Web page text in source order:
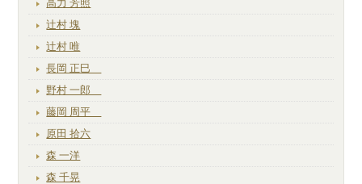
高力 芳照
辻村 塊
辻村 唯
長岡 正巳
野村 一郎
藤岡 周平
原田 拾六
森 一洋
森 千晃